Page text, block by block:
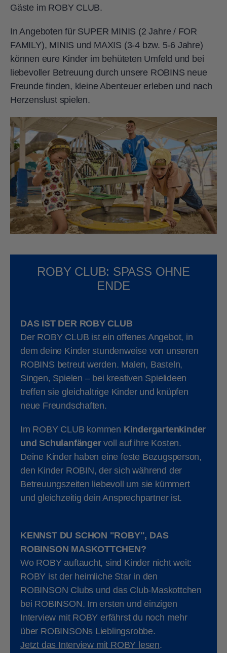
Gäste im ROBY CLUB.
In Angeboten für SUPER MINIS (2 Jahre / FOR
FAMILY), MINIS und MAXIS (3-4 bzw. 5-6 Jahre)
können eure Kinder im behüteten Umfeld und bei
liebevoller Betreuung durch unsere ROBINS neue
Freunde finden, kleine Abenteuer erleben und nach
Herzenslust spielen.
ROBY CLUB: SPASS OHNE
ENDE
DAS IST DER ROBY CLUB
Der ROBY CLUB ist ein offenes Angebot, in
dem deine Kinder stundenweise von unseren
ROBINS betreut werden. Malen, Basteln,
Singen, Spielen – bei kreativen Spielideen
treffen sie gleichaltrige Kinder und knüpfen
neue Freundschaften.
Im ROBY CLUB kommen Kindergartenkinder
und Schulanfängervoll auf ihre Kosten.
Deine Kinder haben eine feste Bezugsperson,
den Kinder ROBIN, der sich während der
Betreuungszeiten liebevoll um sie kümmert
und gleichzeitig dein Ansprechpartner ist.
KENNST DU SCHON "ROBY", DAS
ROBINSON MASKOTTCHEN?
Wo ROBY auftaucht, sind Kinder nicht weit:
ROBY ist der heimliche Star in den
ROBINSON Clubs und das Club-Maskottchen
bei ROBINSON. Im ersten und einzigen
Interview mit ROBY erfährst du noch mehr
über ROBINSONs Lieblingsrobbe.
Jetzt das Interview mit ROBY lesen.